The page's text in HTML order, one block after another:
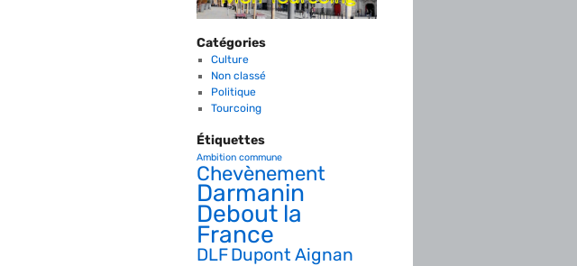
Catégories
Culture
Non classé
Politique
Tourcoing
Étiquettes
Ambition commune
Chevènement
Darmanin
Debout la
France
DLFDupont Aignan